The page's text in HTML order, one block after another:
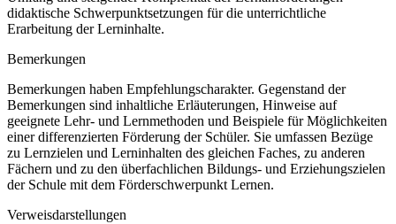
didaktische Schwerpunktsetzungen für die unterrichtliche
Erarbeitung der Lerninhalte.
Bemerkungen
Bemerkungen haben Empfehlungscharakter. Gegenstand der
Bemerkungen sind inhaltliche Erläuterungen, Hinweise auf
geeignete Lehr- und Lernmethoden und Beispiele für Möglichkeiten
einer differenzierten Förderung der Schüler. Sie umfassen Bezüge
zu Lernzielen und Lerninhalten des gleichen Faches, zu anderen
Fächern und zu den überfachlichen Bildungs- und Erziehungszielen
der Schule mit dem Förderschwerpunkt Lernen.
Verweisdarstellungen